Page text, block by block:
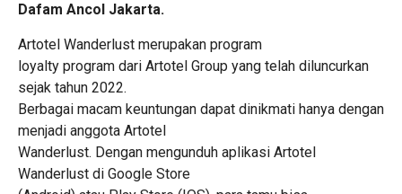
Dafam Ancol Jakarta.
Artotel Wanderlust merupakan program
loyalty program dari Artotel Group yang telah diluncurkan
sejak tahun 2022.
Berbagai macam keuntungan dapat dinikmati hanya dengan
menjadi anggota Artotel
Wanderlust. Dengan mengunduh aplikasi Artotel
Wanderlust di Google Store